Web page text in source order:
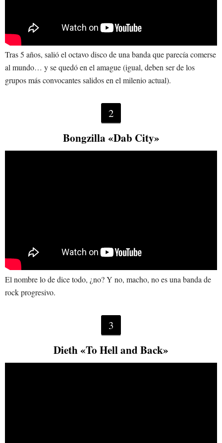
Tras 5 años, salió el octavo disco de una banda que parecía comerse
al mundo… y se quedó en el amague (igual, deben ser de los
grupos más convocantes salidos en el milenio actual).
2
Bongzilla «Dab City»
El nombre lo de dice todo, ¿no? Y no, macho, no es una banda de
rock progresivo.
3
Dieth «To Hell and Back»